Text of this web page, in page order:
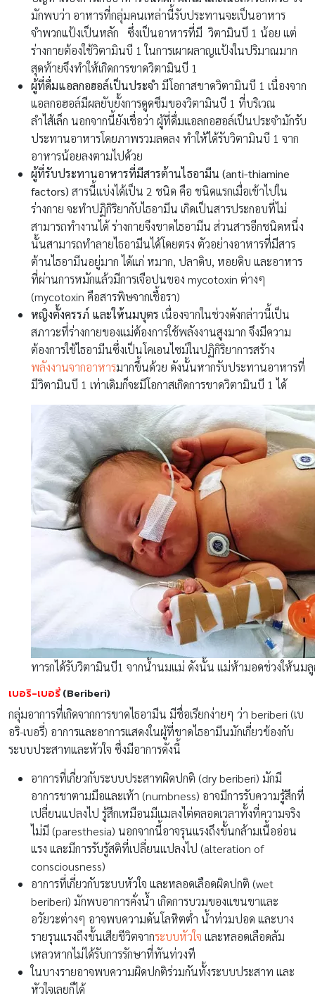
มักพบว่า อาหารที่กลุ่มคนเหล่านี้รับประทานจะเป็นอาหาร
จำพวกแป้งเป็นหลัก ซึ่งเป็นอาหารที่มี วิตามินบี 1 น้อย แต่
ร่างกายต้องใช้วิตามินบี 1 ในการเผาผลาญแป้งในปริมาณมาก
สุดท้ายจึงทำให้เกิดการขาดวิตามินบี 1
ผู้ที่ดื่มแอลกอฮอล์เป็นประจำ มีโอกาสขาดวิตามินบี 1 เนื่องจาก
แอลกอฮอล์มีผลยับยั้งการดูดซึมของวิตามินบี 1 ที่บริเวณ
ลำไส้เล็ก นอกจากนี้ยังเชื่อว่า ผู้ที่ดื่มแอลกอฮอล์เป็นประจำมักรับ
ประทานอาหารโดยภาพรวมลดลง ทำให้ได้รับวิตามินบี 1 จาก
อาหารน้อยลงตามไปด้วย
ผู้ที่รับประทานอาหารที่มีสารต้านไธอามีน (anti-thiamine
factors) สารนี้แบ่งได้เป็น 2 ชนิด คือ ชนิดแรกเมื่อเข้าไปใน
ร่างกาย จะทำปฏิกิริยากับไธอามีน เกิดเป็นสารประกอบที่ไม่
สามารถทำงานได้ ร่างกายจึงขาดไธอามีน ส่วนสารอีกชนิดหนึ่ง
นั้นสามารถทำลายไธอามีนได้โดยตรง ตัวอย่างอาหารที่มีสาร
ต้านไธอามีนอยู่มาก ได้แก่ หมาก, ปลาดิบ, หอยดิบ และอาหาร
ที่ผ่านการหมักแล้วมีการเจือปนของ mycotoxin ต่างๆ
(mycotoxin คือสารพิษจากเชื้อรา)
หญิงตั้งครรภ์ และให้นมบุตร เนื่องจากในช่วงดังกล่าวนี้เป็น
สภาวะที่ร่างกายของแม่ต้องการใช้พลังงานสูงมาก จึงมีความ
ต้องการใช้ไธอามีนซึ่งเป็นโคเอนไซม์ในปฏิกิริยาการสร้าง
พลังงานจากอาหารมากขึ้นด้วย ดังนั้นหากรับประทานอาหารที่
มีวิตามินบี 1 เท่าเดิมก็จะมีโอกาสเกิดการขาดวิตามินบี 1 ได้
ทารกได้รับวิตามินบี1 จากน้ำนมแม่ ดังนั้น แม่ห้ามอดช่วงให้นม
เบอริ-เบอรี่(Beriberi)
กลุ่มอาการที่เกิดจากการขาดไธอามีน มีชื่อเรียกง่ายๆ ว่า beriberi (เบ
อริ-เบอรี่) อาการและอาการแสดงในผู้ที่ขาดไธอามีนมักเกี่ยวข้องกับ
ระบบประสาทและหัวใจ ซึ่งมีอาการดังนี้
อาการที่เกี่ยวกับระบบประสาทผิดปกติ (dry beriberi) มักมี
อาการชาตามมือและเท้า (numbness) อาจมีการรับความรู้สึกที่
เปลี่ยนแปลงไป รู้สึกเหมือนมีแมลงไต่ตลอดเวลาทั้งที่ความจริง
ไม่มี (paresthesia) นอกจากนี้อาจรุนแรงถึงขั้นกล้ามเนื้ออ่อน
แรง และมีการรับรู้สติที่เปลี่ยนแปลงไป (alteration of
consciousness)
อาการที่เกี่ยวกับระบบหัวใจ และหลอดเลือดผิดปกติ (wet
beriberi) มักพบอาการคั่งน้ำ เกิดการบวมของแขนขาและ
อวัยวะต่างๆ อาจพบความดันโลหิตต่ำ น้ำท่วมปอด และบาง
รายรุนแรงถึงขั้นเสียชีวิตจากระบบหัวใจ และหลอดเลือดล้ม
เหลวหากไม่ได้รับการรักษาที่ทันท่วงที
ในบางรายอาจพบความผิดปกติร่วมกันทั้งระบบประสาท และ
หัวใจเลยก็ได้